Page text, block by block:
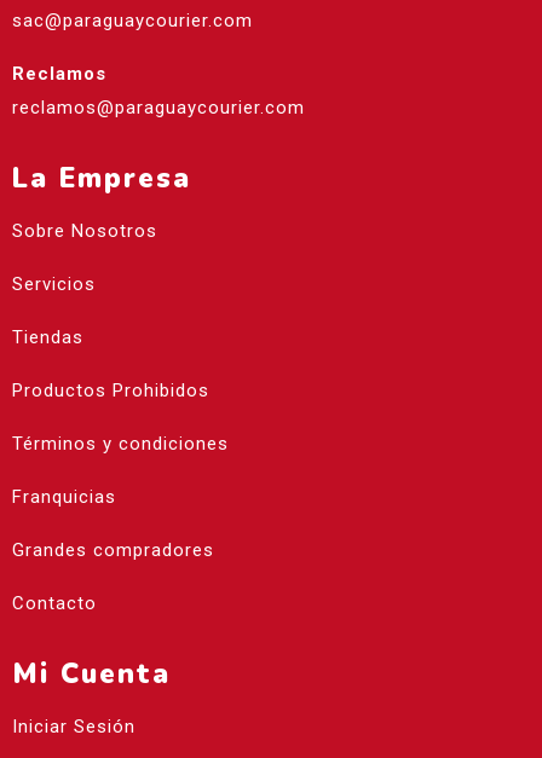
sac@paraguaycourier.com
Reclamos
reclamos@paraguaycourier.com
La Empresa
Sobre Nosotros
Servicios
Tiendas
Productos Prohibidos
Términos y condiciones
Franquicias
Grandes compradores
Contacto
Mi Cuenta
Iniciar Sesión